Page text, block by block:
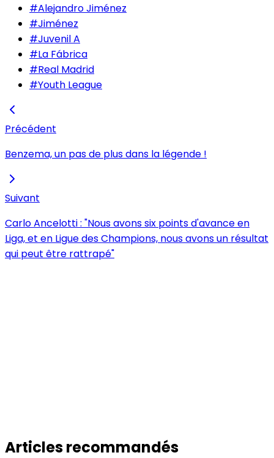
#Alejandro Jiménez
#Jiménez
#Juvenil A
#La Fábrica
#Real Madrid
#Youth League
Précédent
Benzema, un pas de plus dans la légende !
Suivant
Carlo Ancelotti : "Nous avons six points d'avance en
Liga, et en Ligue des Champions, nous avons un résultat
qui peut être rattrapé"
Articles recommandés